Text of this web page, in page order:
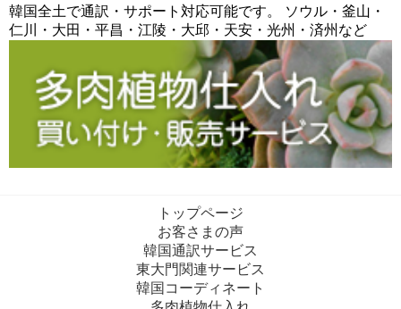
韓国全土で通訳・サポート対応可能です。 ソウル・釜山・
仁川・大田・平昌・江陵・大邱・天安・光州・済州など
トップページ
お客さまの声
韓国通訳サービス
東大門関連サービス
韓国コーディネート